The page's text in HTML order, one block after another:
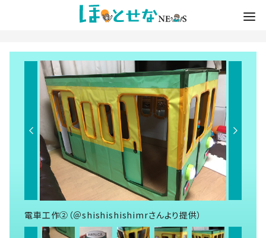
電車工作②（＠shishishishimrさんより提供）